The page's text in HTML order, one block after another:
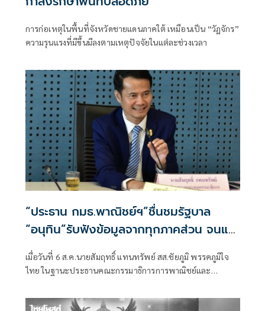
การก่อเหตุในพื้นที่จังหวัดชายแดนภาคใต้ เหมือนเป็น “วัฏจักร”
ความรุนแรงที่มีขึ้นมีลงตามเหตุปัจจัยในแต่ละช่วงเวลา
“ประธาน กมธ.พาณิชย์ฯ”ชื่นชมรัฐบาล
“อนุทิน”รับฟังข้อมูลจากทุกภาคส่วน จนแก้
ปัญหาภาคเกษตรได้ตรงจุด ดันราคาปาล์ม-
ยางพาราพุ่งขึ้นต่อเนื่อง เกษตรกรเริ่มยิ้มได้
เมื่อวันที่ 6 ส.ค.นายสัมฤทธิ์ แทนทรัพย์ สส.ชัยภูมิ พรรคภูมิใจ
ไทย ในฐานะประธานคณะกรรมาธิการการพาณิชย์และ
ราคาสินค้าเกษตรว่า ขณะนี้ภาพรวมถือว่าอยู่ในเกณฑ์ดี